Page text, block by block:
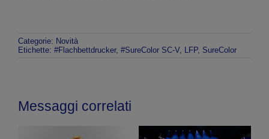
Categorie: Novità
Etichette: #Flachbettdrucker, #SureColor SC-V, LFP, SureColor
Messaggi correlati